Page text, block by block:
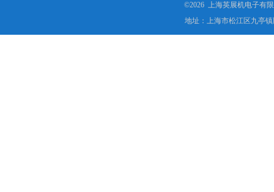
©2026 上海英展机电子有
地址：上海市松江区九亭镇